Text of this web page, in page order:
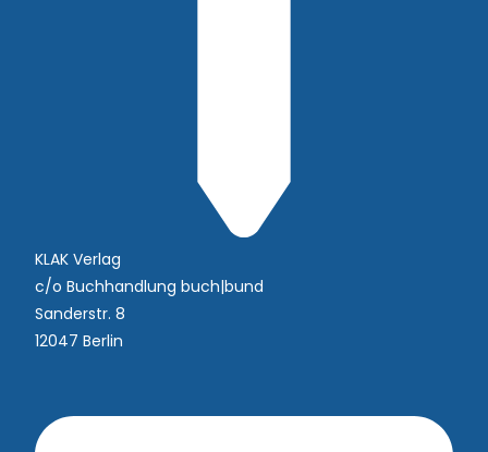
KLAK Verlag
c/o Buchhandlung buch|bund
Sanderstr. 8
12047 Berlin